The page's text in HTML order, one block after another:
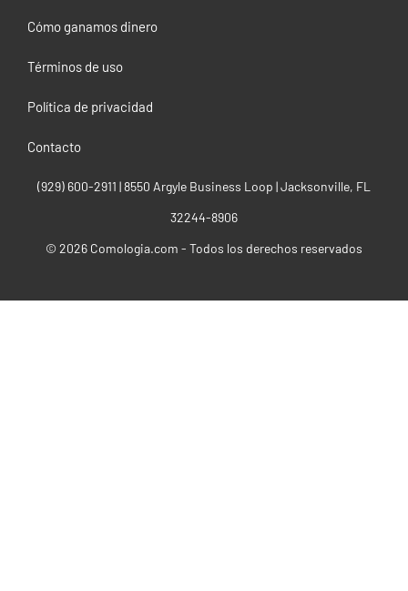
Cómo ganamos dinero
Términos de uso
Política de privacidad
Contacto
(929) 600-2911‬ | 8550 Argyle Business Loop | Jacksonville, FL
32244-8906
© 2026 Comologia.com - Todos los derechos reservados